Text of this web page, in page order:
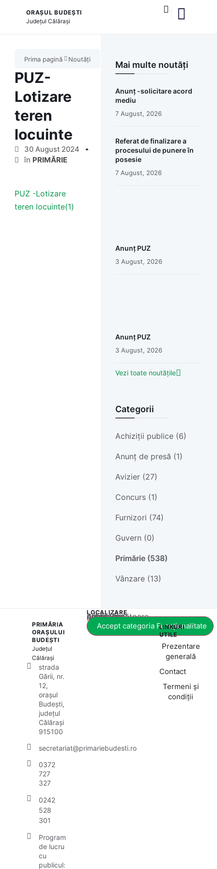
ORAȘUL BUDEȘTI
JudețulCălărași
Prima pagină Noutăți
PUZ-
Lotizare
teren
locuinte
30 August 2024
în PRIMĂRIE
PUZ -Lotizare
teren locuinte(1)
Mai multe noutăți
Anunț -solicitare acord
mediu
7 August, 2026
Referat de finalizare a
procesului de punere în
posesie
7 August, 2026
Anunț PUZ
3 August, 2026
Anunț PUZ
3 August, 2026
Vezi toate noutățile
Categorii
Achiziții publice (6)
Anunț de presă (1)
Avizier (27)
Concurs (1)
Furnizori (74)
Guvern (0)
Primărie (538)
Vânzare (13)
PRIMĂRIA
ORAȘULUI
BUDEȘTI
Județul
Călărași
strada
Gării, nr.
12,
orașul
Budești,
județul
Călărași
915100
secretariat@primariebudesti.ro
0372
727
327
0242
528
301
Program
de lucru
cu
publicul:
LOCALIZARE
Acest conținut este blocat până când acceptați categoria corespunzătoare de cookie-uri.
Accept categoria Funcționalitate
LINKURI
UTILE
Prezentare
generală
Contact
Termeni și
condiții